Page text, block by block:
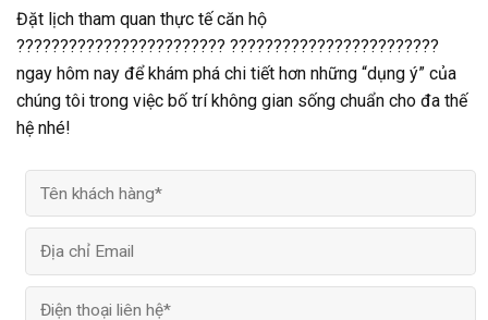
Đặt lịch tham quan thực tế căn hộ
???????????????????????? ????????????????????????
ngay hôm nay để khám phá chi tiết hơn những “dụng ý” của
chúng tôi trong việc bố trí không gian sống chuẩn cho đa thế
hệ nhé!